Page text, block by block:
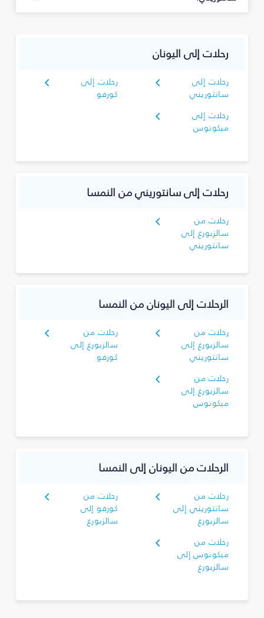
رحلات إلى اليونان
رحلات إلى
سانتوريني
رحلات إلى
كورفو
رحلات إلى
ميكونوس
رحلات إلى سانتوريني من النمسا
رحلات من
سالزبورغ إلى
سانتوريني
الرحلات إلى اليونان من النمسا
رحلات من
سالزبورغ إلى
سانتوريني
رحلات من
سالزبورغ إلى
كورفو
رحلات من
سالزبورغ إلى
ميكونوس
الرحلات من اليونان إلى النمسا
رحلات من
سانتوريني إلى
سالزبورغ
رحلات من
كورفو إلى
سالزبورغ
رحلات من
ميكونوس إلى
سالزبورغ